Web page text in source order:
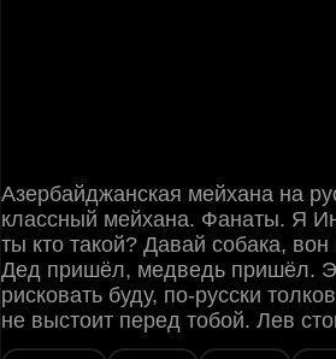
Азербайджанская мейхана на
классный мейхана. Фанаты. Я
ты кто такой? Давай собака,
Дед пришёл, медведь пришёл.
рисковать буду, по-русски
не выстоит перед тобой. Лев